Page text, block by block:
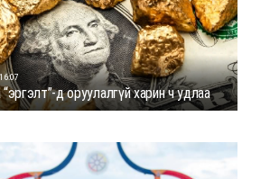
д оруулалгүй харин ч удлаа